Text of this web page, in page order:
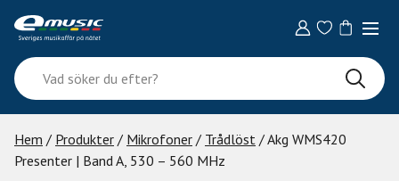
content
Vad
söker
du
efter?
Hem / Produkter / Mikrofoner / Trådlöst / Akg WMS420
Presenter | Band A, 530 – 560 MHz